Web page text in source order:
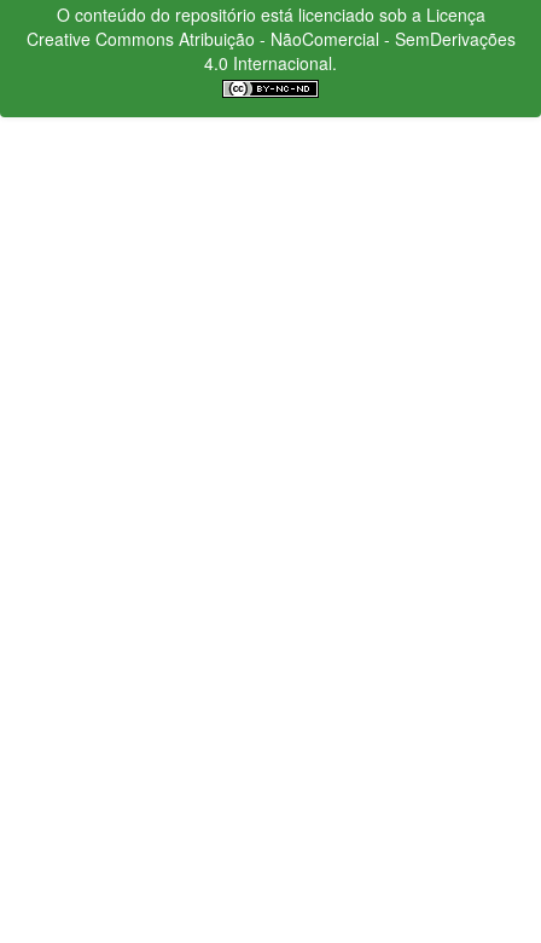
O conteúdo do repositório está licenciado sob a Licença
Creative CommonsAtribuição - NãoComercial - SemDerivações
4.0 Internacional.